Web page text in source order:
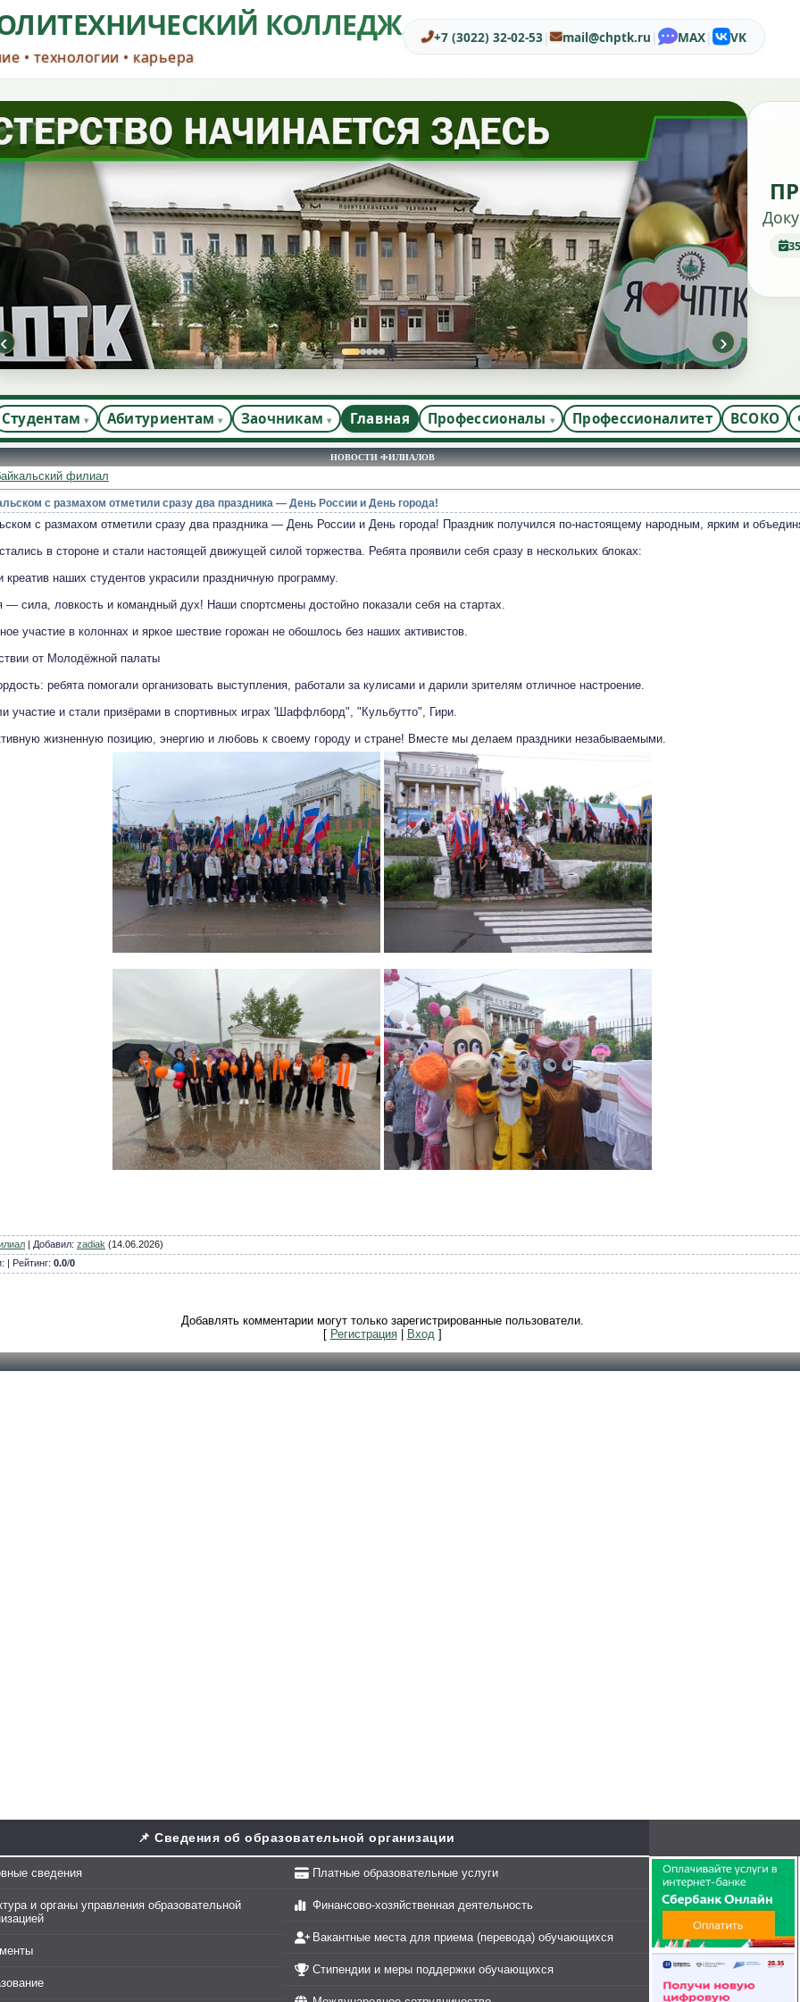
КОЛЛЕДЖ
• технологии • карьера
+7 (3022) 32-02-53| mail@chptk.ru | MAX| VK
‹ ›
Студентам Абитуриентам Заочникам Главная Профессионалы Профессионалитет ВСОКО
НОВОСТИ ФИЛИАЛОВ
филиал
с размахом отметили сразу два праздника — День России и День города!
с размахом отметили сразу два праздника — День России и День города! Праздник получился по-настоящему народным, ярким и
в стороне и стали настоящей движущей силой торжества. Ребята проявили себя сразу в нескольких блоках:
наших студентов украсили праздничную программу.
— сила, ловкость и командный дух! Наши спортсмены достойно показали себя на стартах.
участие в колоннах и яркое шествие горожан не обошлось без наших активистов.
от Молодёжной палаты
ребята помогали организовать выступления, работали за кулисами и дарили зрителям отличное настроение.
участие и стали призёрами в спортивных играх 'Шаффлборд", "Кульбутто", Гири.
жизненную позицию, энергию и любовь к своему городу и стране! Вместе мы делаем праздники незабываемыми.
| Добавил: zadiak (14.06.2026)
| Рейтинг: 0.0/0
Добавлять комментарии могут только зарегистрированные пользователи.
[ Регистрация| Вход]
📌 Сведения об образовательной организации
сведения
и органы управления образовательной
Платные образовательные услуги
Финансово-хозяйственная деятельность
Вакантные места для приема (перевода) обучающихся
Стипендии и меры поддержки обучающихся